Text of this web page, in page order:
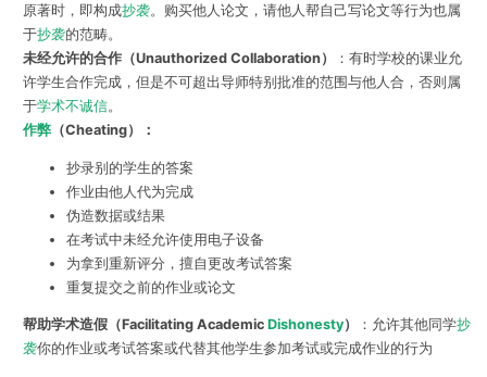
原著时，即构成抄袭。购买他人论文，请他人帮自己写论文等行为也属
于抄袭的范畴。
未经允许的合作（Unauthorized Collaboration）
：有时学校的课业允
许学生合作完成，但是不可超出导师特别批准的范围与他人合，否则属
于学术不诚信。
作弊（Cheating）：
抄录别的学生的答案
作业由他人代为完成
伪造数据或结果
在考试中未经允许使用电子设备
为拿到重新评分，擅自更改考试答案
重复提交之前的作业或论文
帮助学术造假（Facilitating Academic Dishonesty） ：允许其他同学抄
袭你的作业或考试答案或代替其他学生参加考试或完成作业的行为